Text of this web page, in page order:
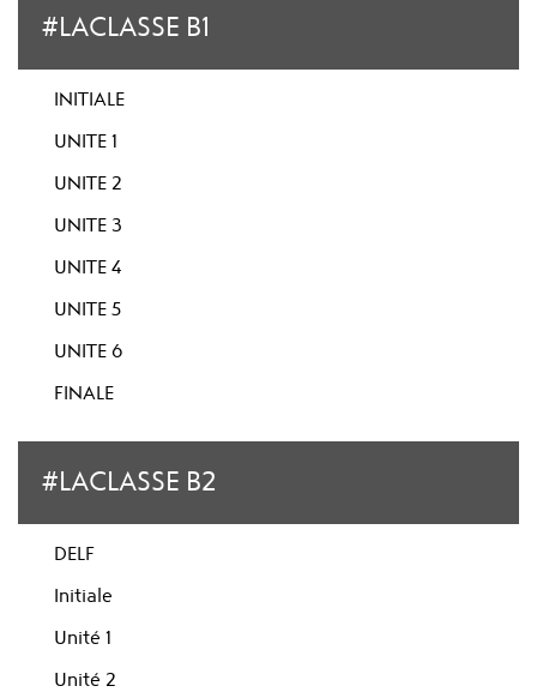
#LACLASSE B1
INITIALE
UNITE 1
UNITE 2
UNITE 3
UNITE 4
UNITE 5
UNITE 6
FINALE
#LACLASSE B2
DELF
Initiale
Unité 1
Unité 2